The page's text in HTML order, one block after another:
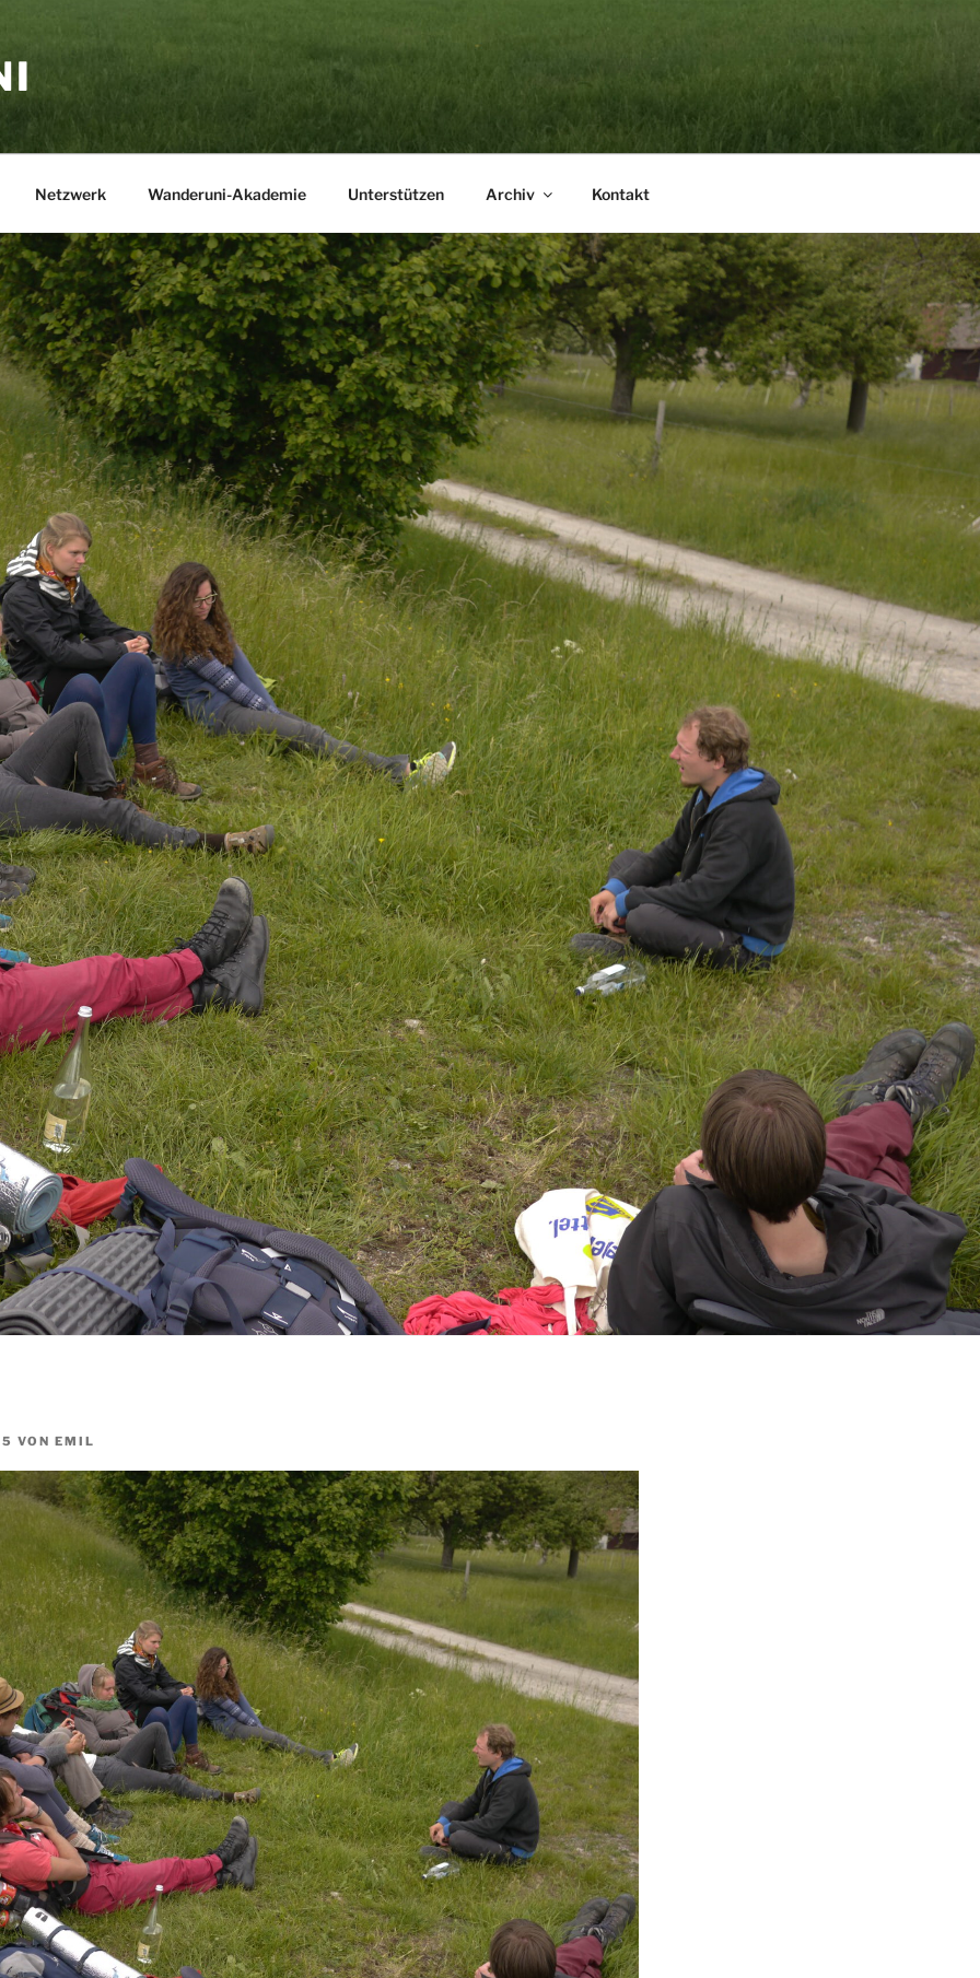
Netzwerk Wanderuni-Akademie Unterstützen Archiv Kontakt
VON EMIL
fridaysalescyber monday uggsmessageblack friday uggs–uggs cyber monday 2015
business,cyber monday uggsspreadinguggs cyber monday theuggs cyber monday 2015
cyber monday dealsisblack friday uggsimportant to attractcyber monday uggs
ugg black friday saletarget purchasers.cyber monday ugg bootsNow, cyber monday ugg boots
uggs cyber monday dealswilluggs black friday empty uggs cyber monday
wp-content/uploads/2015/07/ugg-sale.html pockets
ugg black friday sale
thisuggs black fridaypromotional commercial.cyber monday uggs In thatuggs black friday
onlineuggs cyber mondaymarketing medium uggs cyber monday 2015 may
ugg black friday saleoptionhttps://twitter.com/_coachmondayandcyber monday coach
bemichael kors black friday asmichael kors cyber monday
kors cyber mondayahttps://www.facebook.com/Michael-kors-black-friday-sales-cyber-monday-deals-2015-
website. Hence, using site to spreadblack friday coachproductcoach black friday
face cyber mondaybeuggs cyber monday 2015ideal touggs cyber mondayyour